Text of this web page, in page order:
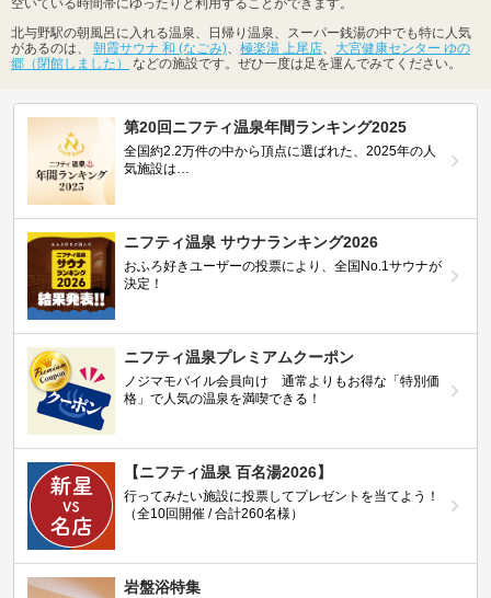
空いている時間帯にゆったりと利用することができます。
北与野駅の朝風呂に入れる温泉、日帰り温泉、スーパー銭湯の中でも特に人気
があるのは、 朝霞サウナ 和 (なごみ)、 極楽湯 上尾店、 大宮健康センター ゆの
郷（閉館しました）
などの施設です。ぜひ一度は足を運んでみてください。
第20回ニフティ温泉年間ランキング2025
全国約2.2万件の中から頂点に選ばれた、2025年の人
気施設は…
ニフティ温泉 サウナランキング2026
おふろ好きユーザーの投票により、全国No.1サウナが
決定！
ニフティ温泉プレミアムクーポン
ノジマモバイル会員向け 通常よりもお得な「特別価
格」で人気の温泉を満喫できる！
【ニフティ温泉 百名湯2026】
行ってみたい施設に投票してプレゼントを当てよう！
（全10回開催 / 合計260名様）
岩盤浴特集